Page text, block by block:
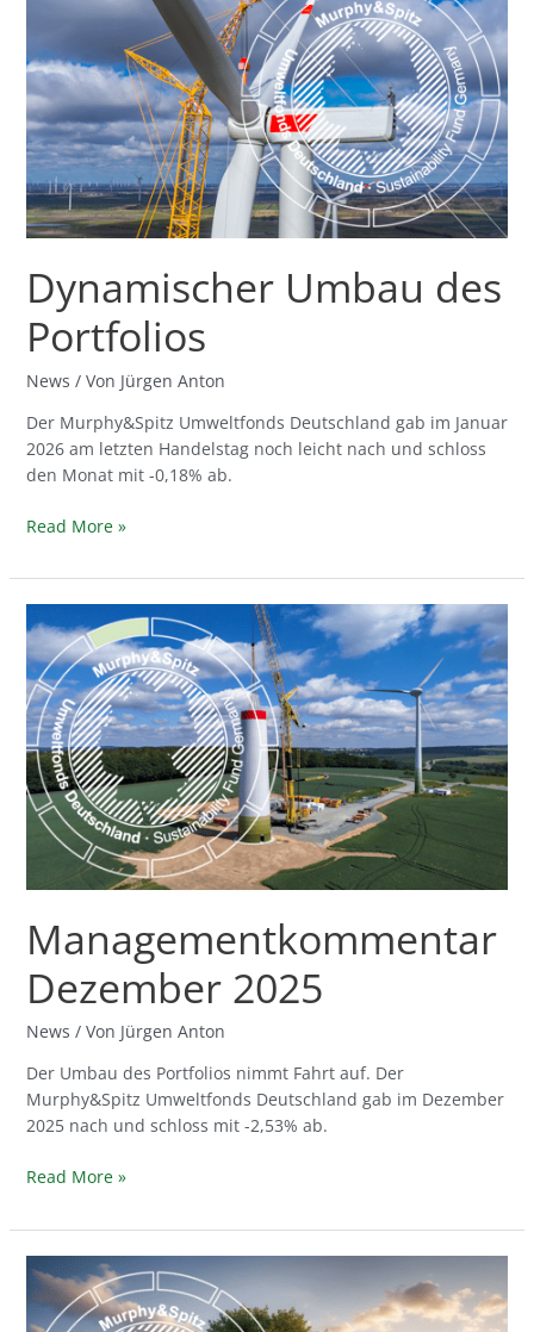
Dynamischer Umbau des
Portfolios
News / Von Jürgen Anton
Der Murphy&Spitz Umweltfonds Deutschland gab im Januar
2026 am letzten Handelstag noch leicht nach und schloss
den Monat mit -0,18% ab.
Read More »
Managementkommentar
Dezember 2025
News / Von Jürgen Anton
Der Umbau des Portfolios nimmt Fahrt auf. Der
Murphy&Spitz Umweltfonds Deutschland gab im Dezember
2025 nach und schloss mit -2,53% ab.
Managementkommentar
Dezember
2025
Read More »
Managementkommentar
September
2025